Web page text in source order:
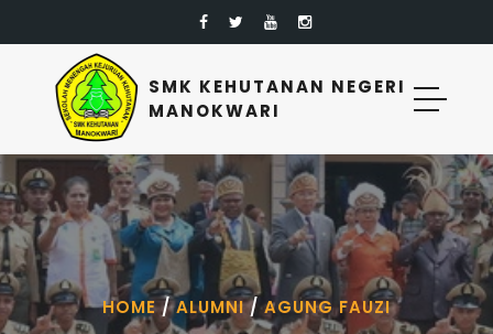
SMK KEHUTANAN NEGERI
MANOKWARI
HOME/ALUMNI/AGUNG FAUZI